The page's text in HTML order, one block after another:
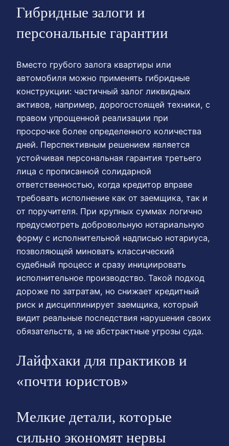
Гибридные залоги и
персональные гарантии
Вместо грубого залога квартиры или
автомобиля можно применять гибридные
конструкции: частичный залог ликвидных
активов, например, дорогостоящей техники, с
правом упрощенной реализации при
просрочке более определенного количества
дней. Перспективным решением является
устойчивая персональная гарантия третьего
лица с прописанной солидарной
ответственностью, когда кредитор вправе
требовать исполнение как от заемщика, так и
от поручителя. При крупных суммах логично
предусмотреть добровольную нотариальную
форму с исполнительной надписью нотариуса,
позволяющей миновать классический
судебный процесс и сразу инициировать
исполнительное производство. Такой подход
дороже по затратам, но снижает кредитный
риск и дисциплинирует заемщика, который
видит реальные последствия нарушения своих
обязательств, а не абстрактные угрозы суда.
Лайфхаки для практиков и
«почти юристов»
Мелкие детали, которые
сильно экономят нервы